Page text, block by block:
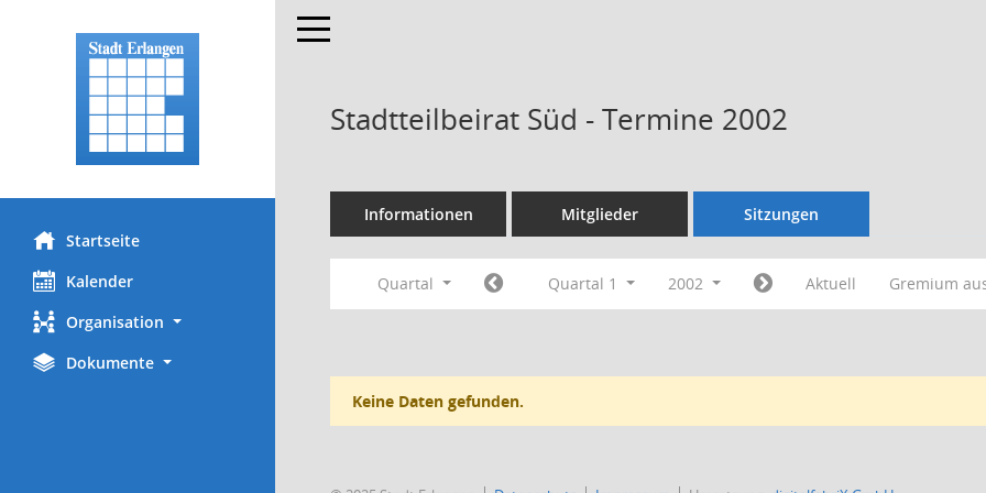
Startseite
Kalender
Organisation
Dokumente
Toggle navigation
Stadtteilbeirat Süd - Termine 2002
Informationen Mitglieder Sitzungen
Quartal Quartal 1 2002 Aktuell Gremium
Keine Daten gefunden.